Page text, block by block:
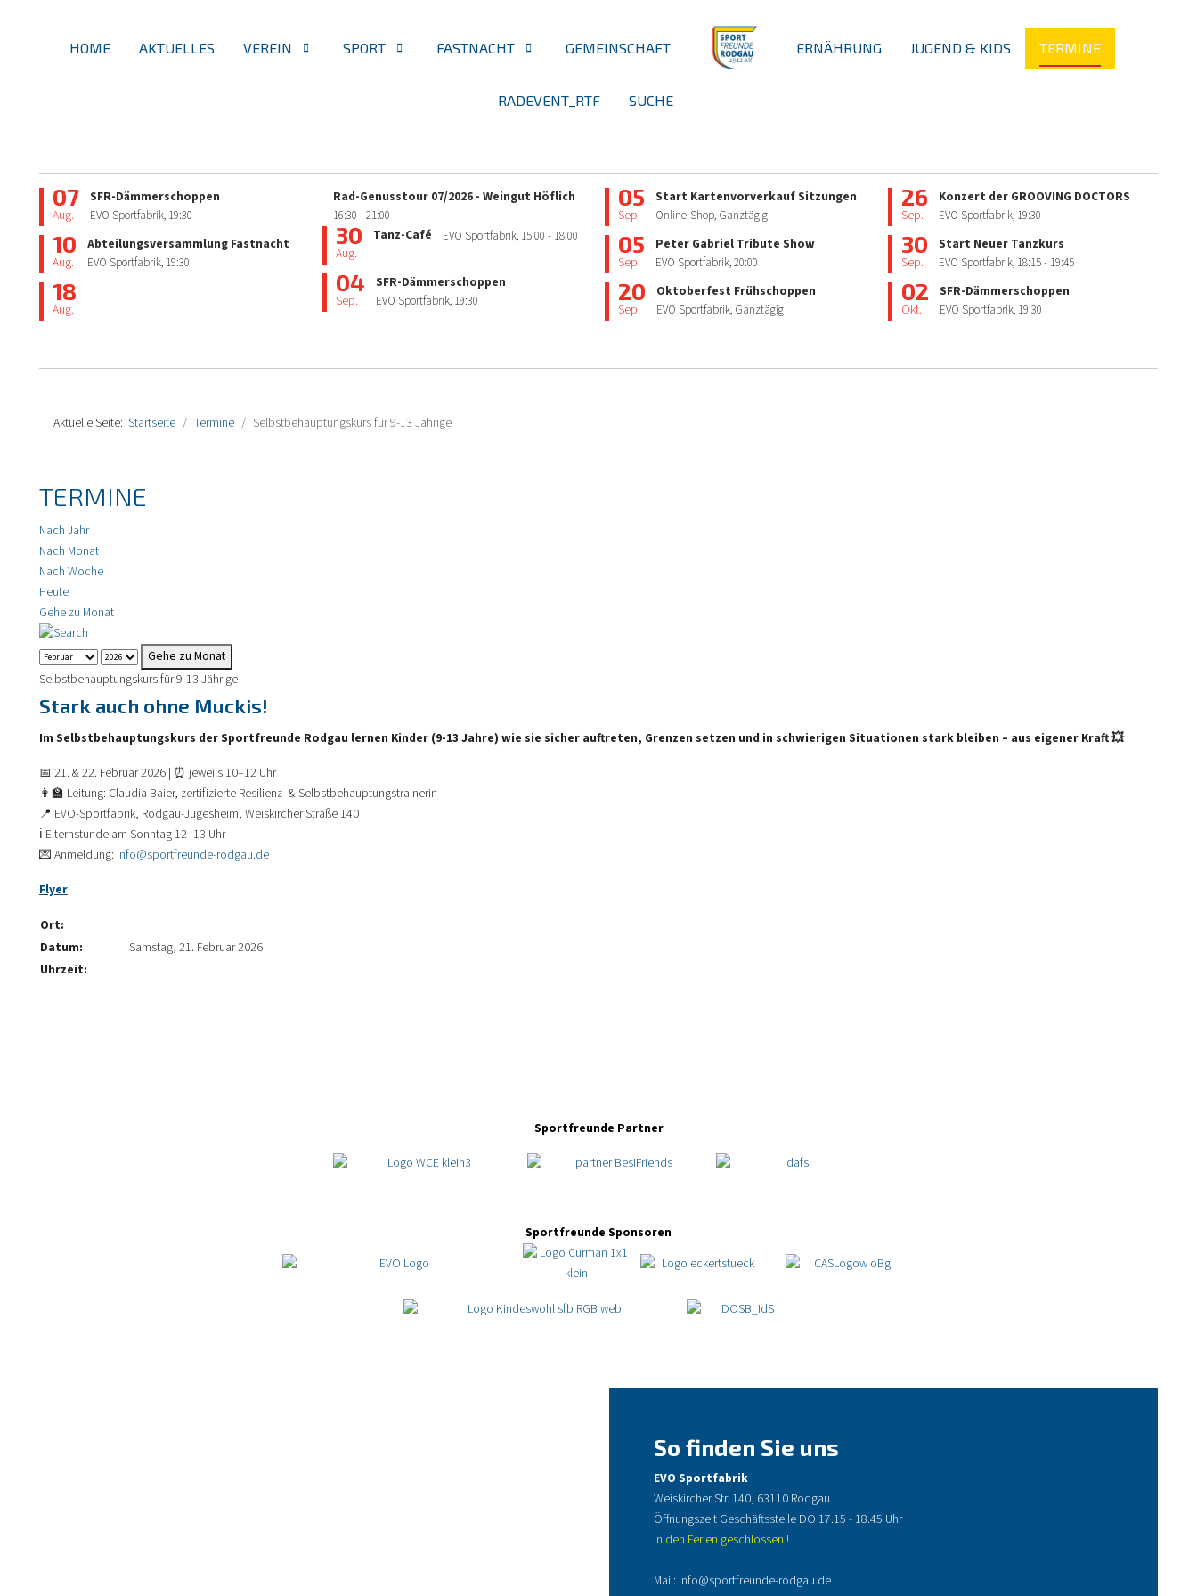
HOME AKTUELLES VEREIN SPORT FASTNACHT GEMEINSCHAFT ERNÄHRUNG JUGEND & KIDS TERMINE
RADEVENT_RTF SUCHE
07
Aug.
SFR-Dämmerschoppen
EVO Sportfabrik, 19:30
10
Aug.
Abteilungsversammlung Fastnacht
EVO Sportfabrik, 19:30
18
Aug.
Rad-Genusstour 07/2026 - Weingut Höflich
16:30 - 21:00
30
Aug.
Tanz-Café EVO Sportfabrik, 15:00 - 18:00
04
Sep.
SFR-Dämmerschoppen
EVO Sportfabrik, 19:30
05
Sep.
Start Kartenvorverkauf Sitzungen
Online-Shop, Ganztägig
05
Sep.
Peter Gabriel Tribute Show
EVO Sportfabrik,20:00
20
Sep.
Oktoberfest Frühschoppen
EVO Sportfabrik, Ganztägig
26
Sep.
Konzert der GROOVING DOCTORS
EVO Sportfabrik, 19:30
30
Sep.
Start Neuer Tanzkurs
EVO Sportfabrik, 18:15- 19:45
02
Okt.
SFR-Dämmerschoppen
EVO Sportfabrik, 19:30
Aktuelle Seite: Startseite Termine Selbstbehauptungskurs für 9-13 Jährige
TERMINE
Nach Jahr
Nach Monat
Nach Woche
Heute
Gehe zu Monat
Gehe zu Monat
Selbstbehauptungskurs für 9-13 Jährige
Stark auch ohne Muckis!
Im Selbstbehauptungskurs der Sportfreunde Rodgau lernen Kinder (9-13 Jahre) wie sie sicher auftreten, Grenzen setzen und in schwierigen Situationen stark bleiben – aus eigener Kraft 💥
📅 21. & 22. Februar 2026 | ⏰ jeweils 10–12 Uhr
👩‍🏫 Leitung: Claudia Baier, zertifizierte Resilienz- & Selbstbehauptungstrainerin
📍 EVO-Sportfabrik, Rodgau-Jügesheim, Weiskircher Straße 140
ℹ️ Elternstunde am Sonntag 12–13 Uhr
💌 Anmeldung: info@sportfreunde-rodgau.de
Flyer
Ort:
Datum:
Samstag, 21. Februar 2026
Uhrzeit:
Sportfreunde Partner
Sportfreunde Sponsoren
So finden Sie uns
EVO Sportfabrik
Weiskircher Str. 140, 63110 Rodgau
Öffnungszeit Geschäftsstelle DO 17.15 - 18.45 Uhr
In den Ferien geschlossen !
Mail: info@sportfreunde-rodgau.de